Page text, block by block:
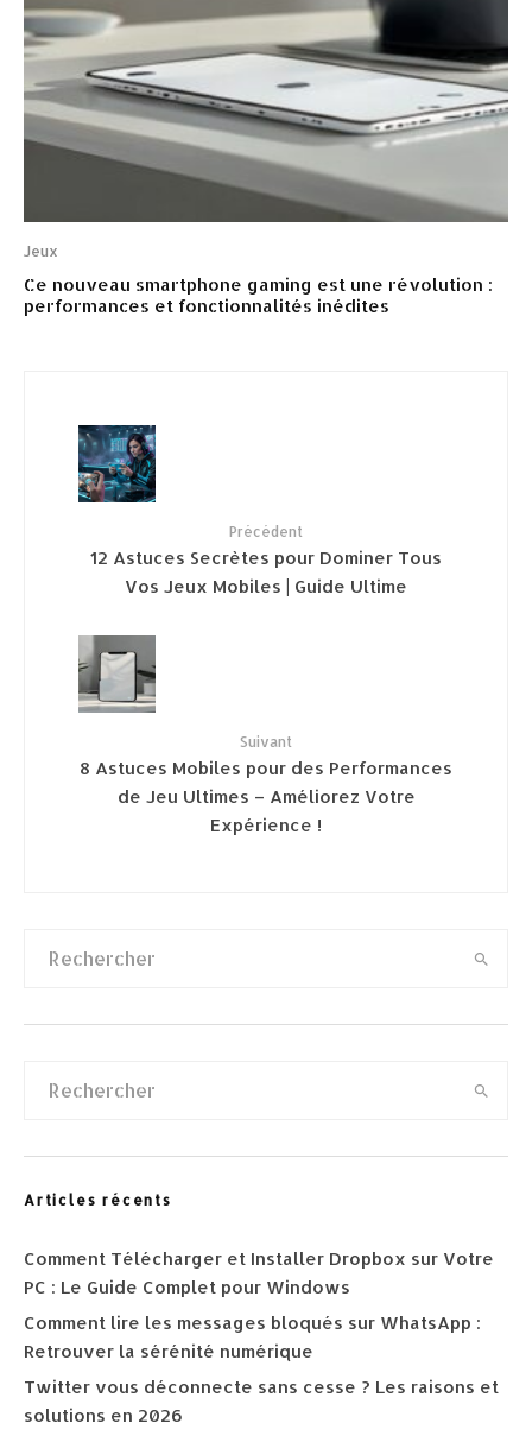
Jeux
Ce nouveau smartphone gaming est une révolution :
performances et fonctionnalités inédites
Précédent
12 Astuces Secrètes pour Dominer Tous
Vos Jeux Mobiles | Guide Ultime
Suivant
8 Astuces Mobiles pour des Performances
de Jeu Ultimes – Améliorez Votre
Expérience !
Articles récents
Comment Télécharger et Installer Dropbox sur Votre
PC : Le Guide Complet pour Windows
Comment lire les messages bloqués sur WhatsApp :
Retrouver la sérénité numérique
Twitter vous déconnecte sans cesse ? Les raisons et
solutions en 2026